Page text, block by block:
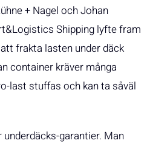
+ Nagel och Johan
Shipping lyfte fram
frakta lasten under däck
container kräver många
last stuffas och kan ta såväl
garantier. Man